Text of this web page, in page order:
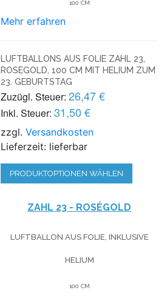
100 CM
Mehr erfahren
LUFTBALLONS AUS FOLIE ZAHL 23,
ROSEGOLD, 100 CM MIT HELIUM ZUM
23. GEBURTSTAG
Zuzügl. Steuer: 26,47 €
Inkl. Steuer: 31,50 €
zzgl.Versandkosten
Lieferzeit: lieferbar
PRODUKTOPTIONEN WÄHLEN
ZAHL 23 - ROSÉGOLD
LUFTBALLON AUS FOLIE, INKLUSIVE
HELIUM
100 CM